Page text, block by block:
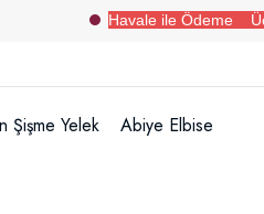
Havale ile Ödeme Ücretsiz Kargo
Şişme Yelek Abiye Elbise